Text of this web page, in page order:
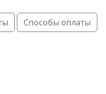
Способы оплаты